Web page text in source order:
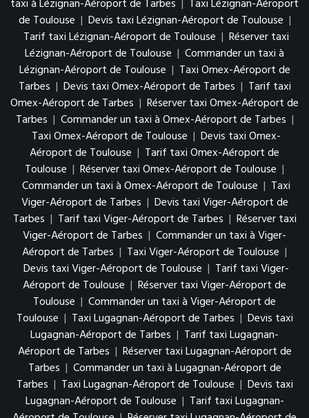
taxi à Lézignan-Aéroport de Tarbes | Taxi Lézignan-Aéroport
de Toulouse | Devis taxi Lézignan-Aéroport de Toulouse |
Tarif taxi Lézignan-Aéroport de Toulouse | Réserver taxi
Lézignan-Aéroport de Toulouse | Commander un taxi à
Lézignan-Aéroport de Toulouse | Taxi Omex-Aéroport de
Tarbes | Devis taxi Omex-Aéroport de Tarbes | Tarif taxi
Omex-Aéroport de Tarbes | Réserver taxi Omex-Aéroport de
Tarbes | Commander un taxi à Omex-Aéroport de Tarbes |
Taxi Omex-Aéroport de Toulouse | Devis taxi Omex-
Aéroport de Toulouse | Tarif taxi Omex-Aéroport de
Toulouse | Réserver taxi Omex-Aéroport de Toulouse |
Commander un taxi à Omex-Aéroport de Toulouse | Taxi
Viger-Aéroport de Tarbes | Devis taxi Viger-Aéroport de
Tarbes | Tarif taxi Viger-Aéroport de Tarbes | Réserver taxi
Viger-Aéroport de Tarbes | Commander un taxi à Viger-
Aéroport de Tarbes | Taxi Viger-Aéroport de Toulouse |
Devis taxi Viger-Aéroport de Toulouse | Tarif taxi Viger-
Aéroport de Toulouse | Réserver taxi Viger-Aéroport de
Toulouse | Commander un taxi à Viger-Aéroport de
Toulouse | Taxi Lugagnan-Aéroport de Tarbes | Devis taxi
Lugagnan-Aéroport de Tarbes | Tarif taxi Lugagnan-
Aéroport de Tarbes | Réserver taxi Lugagnan-Aéroport de
Tarbes | Commander un taxi à Lugagnan-Aéroport de
Tarbes | Taxi Lugagnan-Aéroport de Toulouse | Devis taxi
Lugagnan-Aéroport de Toulouse | Tarif taxi Lugagnan-